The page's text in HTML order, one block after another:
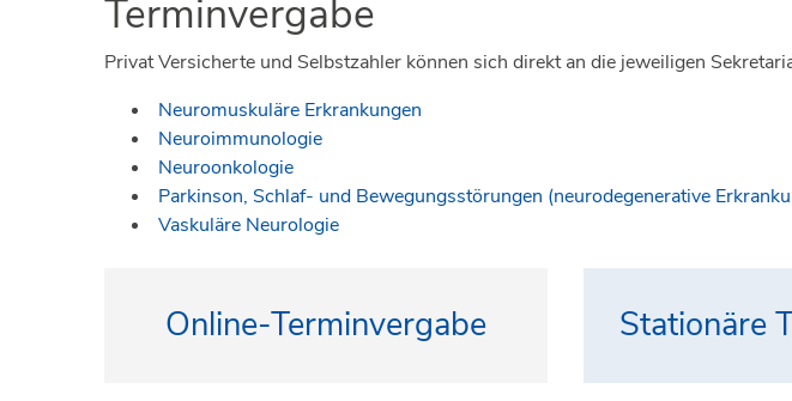
Terminvergabe
Privat Versicherte und Selbstzahler können sich direkt an die jeweiligen
Neuromuskuläre Erkrankungen
Neuroimmunologie
Neuroonkologie
Parkinson, Schlaf- und Bewegungsstörungen (neurodegenerative
Vaskuläre Neurologie
Online-Terminvergabe Stationäre